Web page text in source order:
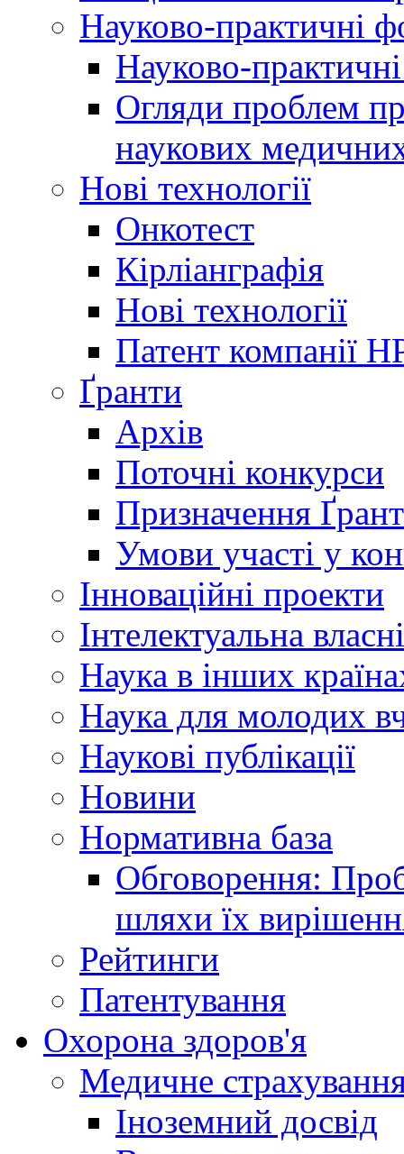
Науково-практичні
Науково-
Огляди проблем
наукових
Нові технології
Онкотест
Кірліанграфія
Нові технології
Патент компанії
Ґранти
Архів
Поточні конкурси
Призначення
Умови участі у
Інноваційні проекти
Інтелектуальна
Наука в інших
Наука для молодих
Наукові публікації
Новини
Нормативна база
Обговорення:
шляхи їх
Рейтинги
Патентування
Охорона здоров'я
Медичне
Іноземний досвід